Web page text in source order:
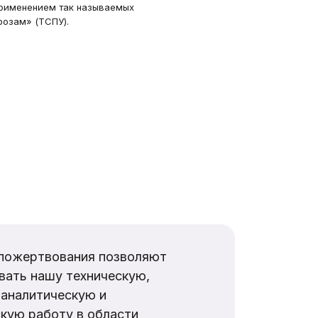
так называемых
(ТСПУ).
позволяют
нашу техническую,
и
работу в области